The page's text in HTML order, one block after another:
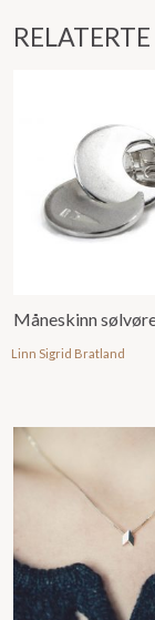
Måneskinn
Linn Sigrid Bratland